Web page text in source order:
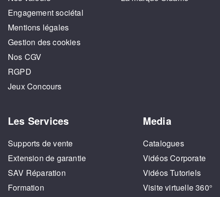
Engagement sociétal
Mentions légales
Gestion des cookies
Nos CGV
RGPD
Jeux Concours
Les Services
Supports de vente
Extension de garantie
SAV Réparation
Formation
Media
Catalogues
Vidéos Corporate
Vidéos Tutoriels
Visite virtuelle 360°